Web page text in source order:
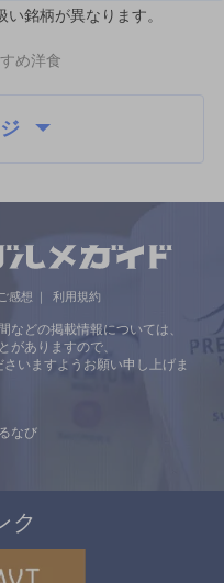
銘柄が異なります。
め洋食
感想 利用規約
どの掲載情報については、
がありますので、
いますようお願い申し上げま
なび
ク